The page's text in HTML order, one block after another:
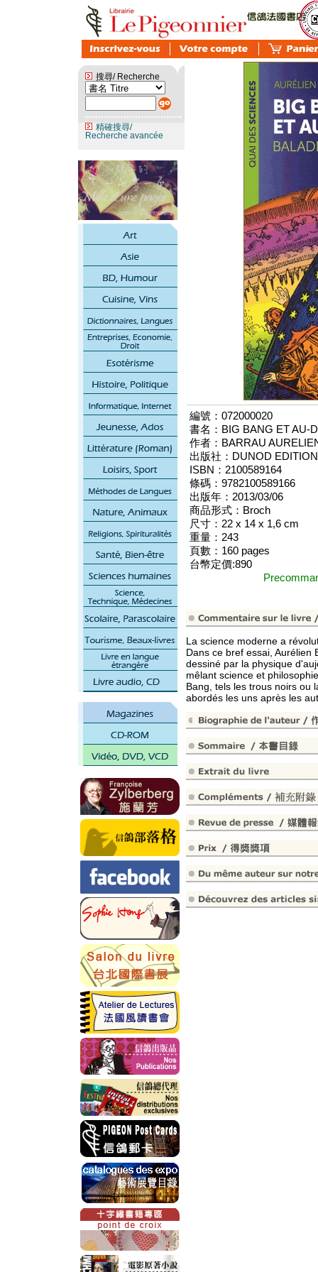
搜尋/ Recherche
精確搜尋/
Recherche avancée
編號：072000020
書名：BIG BANG ET AU-
作者：BARRAU
出版社：DUNOD
ISBN：2100589164
條碼：9782100589166
出版年：2013/03/06
商品形式：Broch
尺寸：22 x 14 x 1,6 cm
重量：243
頁數：160 pages
台幣定價:890
La science moderne a
Dans ce bref essai, Aurélien
dessiné par la physique
mêlant science et
Bang, tels les trous noirs ou
abordés les uns après les